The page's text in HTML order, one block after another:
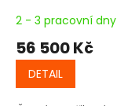
2 - 3 pracovní dny
56 500 Kč
DETAIL